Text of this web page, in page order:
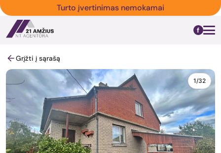
Turto įvertinimas nemokamai
Grįžti į sąrašą
1/32